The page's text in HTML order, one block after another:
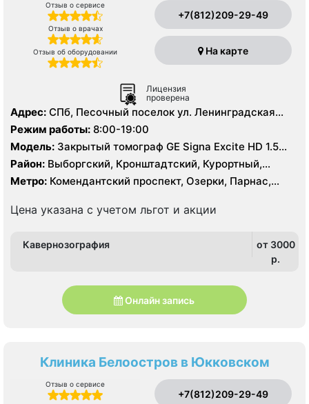
Отзыв о сервисе
Отзыв о врачах
Отзыв об оборудовании
+7(812)209-29-49
На карте
Лицензия
проверена
Адрес: СПб, Песочный поселок ул. Ленинградская
д.68а
Режим работы: 8:00-19:00
Модель: Закрытый томограф GE Signa Excite HD 1.5
Тесла, Siemens Magnetom 1.5 Тесла, КТ Philips
Brilliance 128 срезов
Район: Выборгский, Кронштадтский, Курортный,
Ленинградская область
Метро: Комендантский проспект, Озерки, Парнас,
Цена указана с учетом льгот и акции
Кавернозография
от 3000
p.
Онлайн запись
Клиника Белоостров в Юкковском
Отзыв о сервисе
+7(812)209-29-49